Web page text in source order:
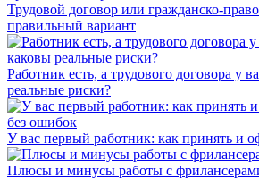
Трудовой договор или гражданско-
правильный вариант
Работник есть, а трудового договора у
реальные риски?
У вас первый работник: как принять и
Плюсы и минусы работы с